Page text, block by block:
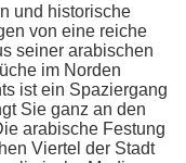
und historische
von eine reiche
seiner arabischen
im Norden
ist ein Spaziergang
Sie ganz an den
arabische Festung
Viertel der Stadt